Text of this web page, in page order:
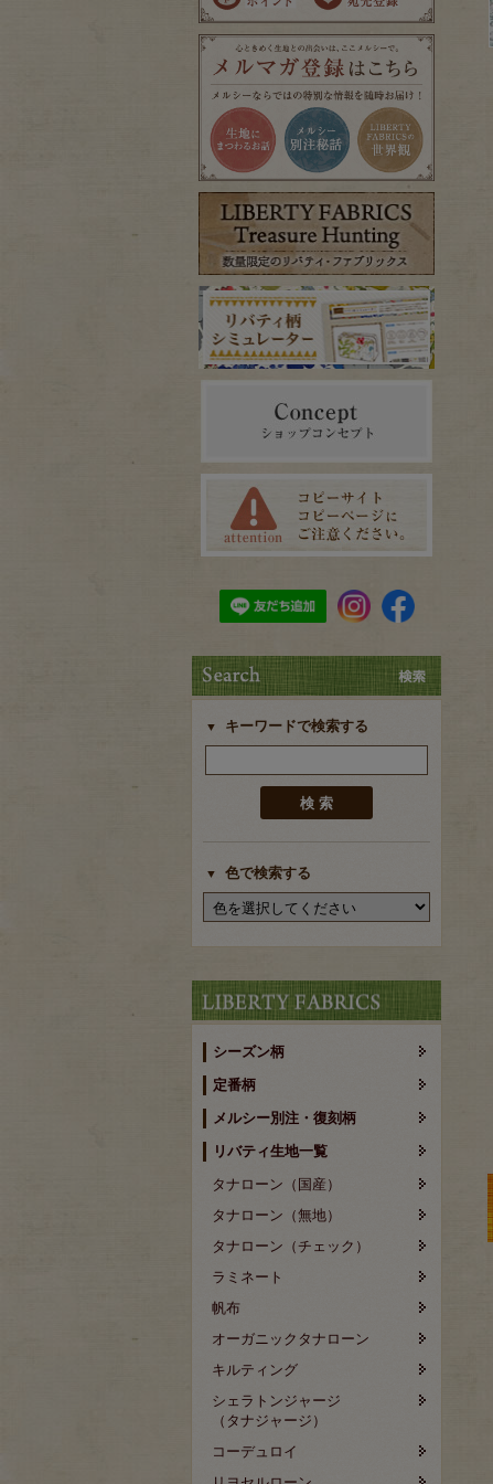
キーワードで検索する
色で検索する
シーズン柄
定番柄
メルシー別注・復刻柄
リバティ生地一覧
タナローン（国産）
タナローン（無地）
タナローン（チェック）
ラミネート
帆布
オーガニックタナローン
キルティング
シェラトンジャージ
（タナジャージ）
コーデュロイ